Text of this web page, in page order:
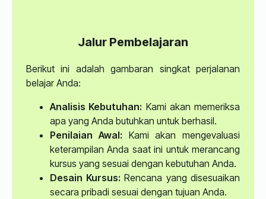
Jalur Pembelajaran
Berikut ini adalah gambaran singkat perjalanan
belajar Anda:
Analisis Kebutuhan: Kami akan memeriksa
apa yang Anda butuhkan untuk berhasil.
Penilaian Awal: Kami akan mengevaluasi
keterampilan Anda saat ini untuk merancang
kursus yang sesuai dengan kebutuhan Anda.
Desain Kursus: Rencana yang disesuaikan
secara pribadi sesuai dengan tujuan Anda.